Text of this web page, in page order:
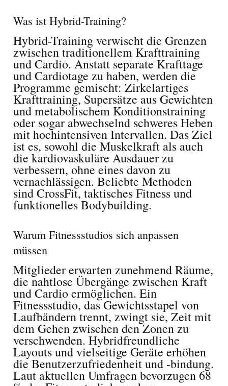
Was ist Hybrid-Training?
Hybrid-Training verwischt die Grenzen
zwischen traditionellem Krafttraining
und Cardio. Anstatt separate Krafttage
und Cardiotage zu haben, werden die
Programme gemischt: Zirkelartiges
Krafttraining, Supersätze aus Gewichten
und metabolischem Konditionstraining
oder sogar abwechselnd schweres Heben
mit hochintensiven Intervallen. Das Ziel
ist es, sowohl die Muskelkraft als auch
die kardiovaskuläre Ausdauer zu
verbessern, ohne eines davon zu
vernachlässigen. Beliebte Methoden
sind CrossFit, taktisches Fitness und
funktionelles Bodybuilding.
Warum Fitnessstudios sich anpassen
müssen
Mitglieder erwarten zunehmend Räume,
die nahtlose Übergänge zwischen Kraft
und Cardio ermöglichen. Ein
Fitnessstudio, das Gewichtsstapel von
Laufbändern trennt, zwingt sie, Zeit mit
dem Gehen zwischen den Zonen zu
verschwenden. Hybridfreundliche
Layouts und vielseitige Geräte erhöhen
die Benutzerzufriedenheit und -bindung.
Laut aktuellen Umfragen bevorzugen 68